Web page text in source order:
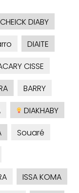
CHEICK DIABY
DIAITE
CISSE
BARRY
DIAKHABY
Souaré
ISSA KOMA